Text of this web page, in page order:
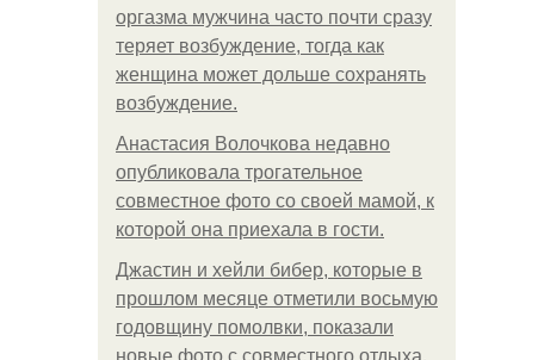
оргазма мужчина часто почти сразу
теряет возбуждение, тогда как
женщина может дольше сохранять
возбуждение.
Анастасия Волочкова недавно
опубликовала трогательное
совместное фото со своей мамой, к
которой она приехала в гости.
Джастин и хейли бибер, которые в
прошлом месяце отметили восьмую
годовщину помолвки, показали
новые фото с совместного отдыха.